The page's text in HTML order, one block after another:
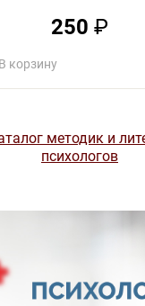
250 ₽
В корзину
методик и
психологов